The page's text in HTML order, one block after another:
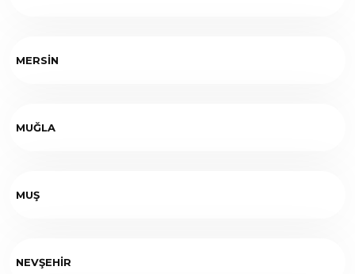
MERSİN
MUĞLA
MUŞ
NEVŞEHİR